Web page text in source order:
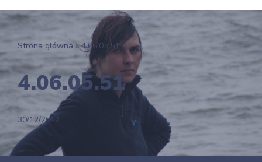
Strona główna»4.06.05.51
4.06.05.51
30/12/2012